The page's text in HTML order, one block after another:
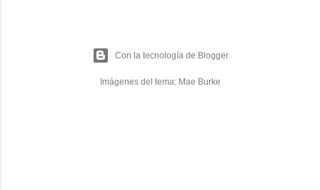
Con la tecnología de Blogger
Imágenes del tema: Mae Burke